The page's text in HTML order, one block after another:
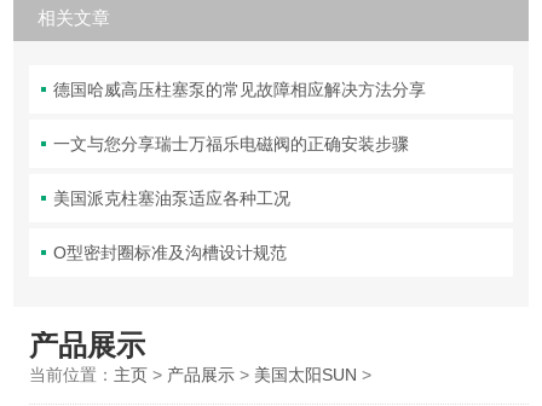
相关文章
德国哈威高压柱塞泵的常见故障相应解决方法分享
一文与您分享瑞士万福乐电磁阀的正确安装步骤
美国派克柱塞油泵适应各种工况
O型密封圈标准及沟槽设计规范
产品展示
当前位置： 主页> 产品展示> 美国太阳SUN >